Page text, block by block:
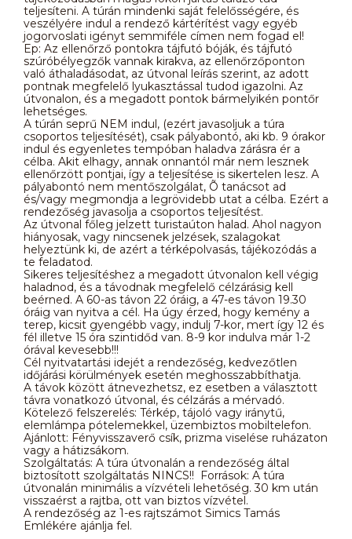
teljesíteni. A túrán mindenki saját felelősségére, és
veszélyére indul a rendező kártérítést vagy egyéb
jogorvoslati igényt semmiféle címen nem fogad el!
Ep: Az ellenőrző pontokra tájfutó bóják, és tájfutó
szúróbélyegzők vannak kirakva, az ellenőrzőponton
való áthaladásodat, az útvonal leírás szerint, az adott
pontnak megfelelő lyukasztással tudod igazolni. Az
útvonalon, és a megadott pontok bármelyikén pontőr
lehetséges.
A túrán seprű NEM indul, (ezért javasoljuk a túra
csoportos teljesítését), csak pályabontó, aki kb. 9 órakor
indul és egyenletes tempóban haladva zárásra ér a
célba. Akit elhagy, annak onnantól már nem lesznek
ellenőrzött pontjai, így a teljesítése is sikertelen lesz. A
pályabontó nem mentőszolgálat, Õ tanácsot ad
és/vagy megmondja a legrövidebb utat a célba. Ezért a
rendezőség javasolja a csoportos teljesítést.
Az útvonal főleg jelzett turistaúton halad. Ahol nagyon
hiányosak, vagy nincsenek jelzések, szalagokat
helyeztünk ki, de azért a térképolvasás, tájékozódás a
te feladatod.
Sikeres teljesítéshez a megadott útvonalon kell végig
haladnod, és a távodnak megfelelő célzárásig kell
beérned. A 60-as távon 22 óráig, a 47-es távon 19.30
óráig van nyitva a cél. Ha úgy érzed, hogy kemény a
terep, kicsit gyengébb vagy, indulj 7-kor, mert így 12 és
fél illetve 15 óra szintidőd van. 8-9 kor indulva már 1-2
órával kevesebb!!!
Cél nyitvatartási idejét a rendezőség, kedvezőtlen
időjárási körülmények esetén meghosszabbíthatja.
A távok között átnevezhetsz, ez esetben a választott
távra vonatkozó útvonal, és célzárás a mérvadó.
Kötelező felszerelés: Térkép, tájoló vagy iránytű,
elemlámpa pótelemekkel, üzembiztos mobiltelefon.
Ajánlott: Fényvisszaverő csík, prizma viselése ruházaton
vagy a hátizsákom.
Szolgáltatás: A túra útvonalán a rendezőség által
biztosított szolgáltatás NINCS!! Források: A túra
útvonalán minimális a vízvételi lehetőség. 30 km után
visszaérst a rajtba, ott van biztos vízvétel.
A rendezőség az 1-es rajtszámot Simics Tamás
Emlékére ajánlja fel.